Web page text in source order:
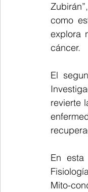
como
explora
cáncer.
El
revierte
En
Mito-